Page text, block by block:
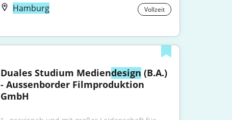
Hamburg
Vollzeit
Duales Studium Mediendesign (B.A.)
- Aussenborder Filmproduktion
GmbH